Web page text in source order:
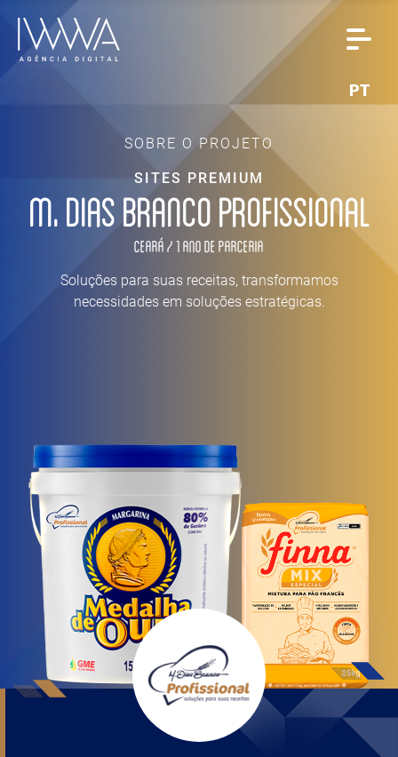
PT
SOBRE O PROJETO
SITES PREMIUM
M. DIAS BRANCO PROFISSIONAL
Ceará / 1 ano de parceria
Soluções para suas receitas, transformamos
necessidades em soluções estratégicas.